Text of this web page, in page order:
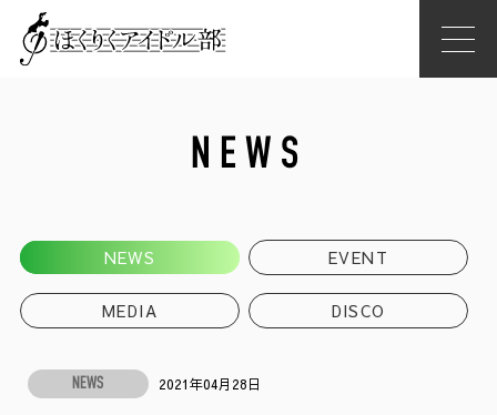
NEWS
NEWS EVENT
MEDIA DISCO
NEWS 2021年04月28日